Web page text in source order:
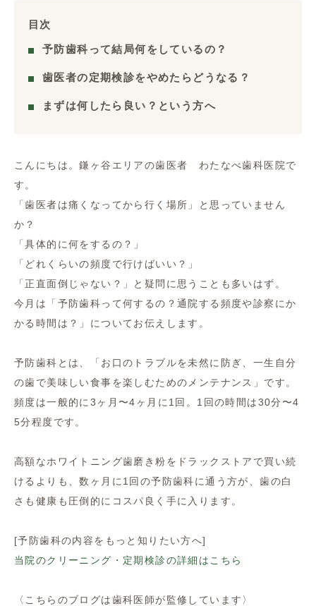
目次
予防歯科って結局何をしているの？
歯医者の定期検診をやめたらどうなる？
まずは何したら良い？という方へ
こんにちは。鎌ヶ谷エリアの歯医者 わたなべ歯科医院で
す。
「歯医者は痛くなってから行く場所」と思っていません
か？
「具体的に何をするの？」
「どれくらいの頻度で行けばいい？」
「正直面倒じゃない？」と疑問に思うことも多いはず。
今月は「予防歯科って何するの？通院する頻度や診察にか
かる時間は？」についてお伝えします。
予防歯科とは、「お口のトラブルを未然に防ぎ、一生自分
の歯で美味しい食事を楽しむためのメンテナンス」です。
頻度は一般的に3ヶ月〜4ヶ月に1回。1回の時間は30分〜4
5分程度です。
高額なホワイトニング歯磨き粉をドラックストアで買い続
けるよりも、数ヶ月に1回の予防歯科に通う方が、歯の白
さも健康も圧倒的にコスパ良く手に入ります。
[予防歯科の内容をもっと知りたい方へ]
当院のクリーニング・定期検診の詳細はこちら
〈こちらのブログは歯科医師が監修しています〉